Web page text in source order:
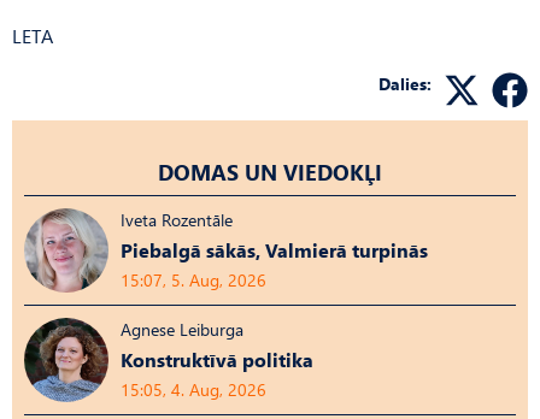
LETA
Dalies:
DOMAS UN VIEDOKĻI
Iveta Rozentāle
Piebalgā sākās, Valmierā turpinās
15:07, 5. Aug, 2026
Agnese Leiburga
Konstruktīvā politika
15:05, 4. Aug, 2026